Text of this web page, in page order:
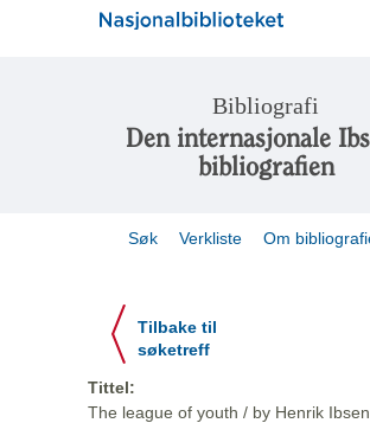
Bibliografi
Den internasjonale
bibliografien
Søk Verkliste Om
Tilbake til
søketreff
Tittel:
The league of youth / by Henrik